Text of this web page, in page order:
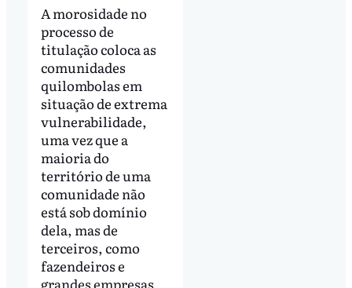
A morosidade no
processo de
titulação coloca as
comunidades
quilombolas em
situação de extrema
vulnerabilidade,
uma vez que a
maioria do
território de uma
comunidade não
está sob domínio
dela, mas de
terceiros, como
fazendeiros e
grandes empresas